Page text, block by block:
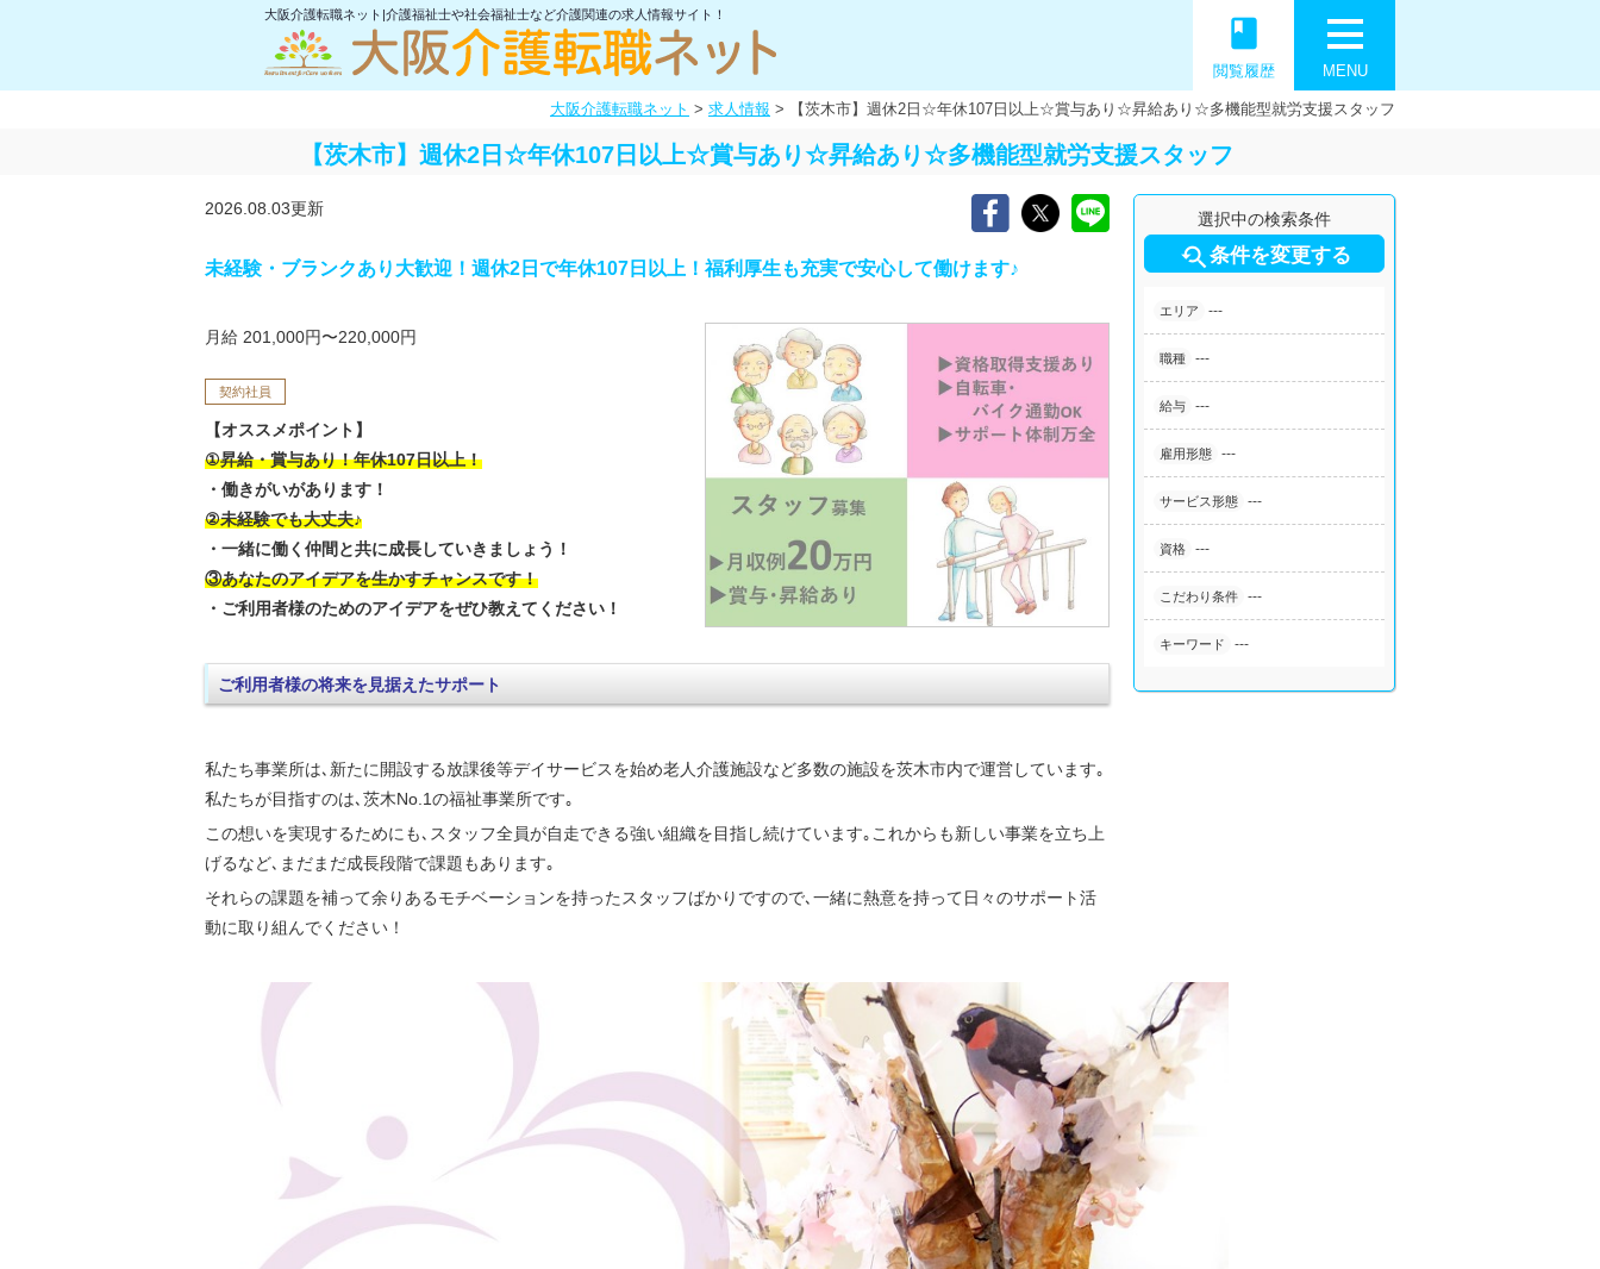
大阪介護転職ネット|介護福祉士や社会福祉士など介護関連の求人情報サイト！
MENU
book
閲覧履歴
大阪介護転職ネット > 求人情報 > 【茨木市】週休2日☆年休107日以上☆賞与あり☆昇給あり☆多機能型就労支援スタッフ
【茨木市】週休2日☆年休107日以上☆賞与あり☆昇給あり☆多機能型就労支援スタッフ
選択中の検索条件
条件を変更する
エリア ---
職種 ---
給与 ---
雇用形態 ---
サービス形態 ---
資格 ---
こだわり条件 ---
キーワード ---
2026.08.03更新
未経験・ブランクあり大歓迎！週休2日で年休107日以上！福利厚生も充実で安心して働けます♪
月給 201,000円〜220,000円
契約社員
【オススメポイント】
①昇給・賞与あり！年休107日以上！
・働きがいがあります！
②未経験でも大丈夫♪
・一緒に働く仲間と共に成長していきましょう！
③あなたのアイデアを生かすチャンスです！
・ご利用者様のためのアイデアをぜひ教えてください！
ご利用者様の将来を見据えたサポート
私たち事業所は､新たに開設する放課後等デイサービスを始め老人介護施設など多数の施設を茨木市内で運営しています｡
私たちが目指すのは､茨木No.1の福祉事業所です｡
この想いを実現するためにも､スタッフ全員が自走できる強い組織を目指し続けています｡これからも新しい事業を立ち上
げるなど､まだまだ成長段階で課題もあります｡
それらの課題を補って余りあるモチベーションを持ったスタッフばかりですので､一緒に熱意を持って日々のサポート活
動に取り組んでください！